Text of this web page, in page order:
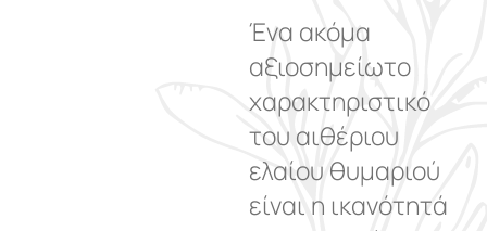
Ένα ακόμα
αξιοσημείωτο
χαρακτηριστικό
του αιθέριου
ελαίου θυμαριού
είναι η ικανότητά